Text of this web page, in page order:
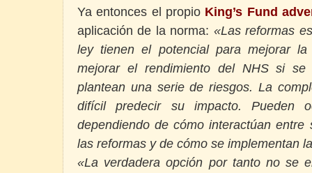
Ya entonces el propio King’s Fund
aplicación de la norma: «Las reformas
ley tienen el potencial para mejorar
mejorar el rendimiento del NHS si se
plantean una serie de riesgos. La
difícil predecir su impacto. Pueden
dependiendo de cómo interactúan
las reformas y de cómo se implementan
«La verdadera opción por tanto no se